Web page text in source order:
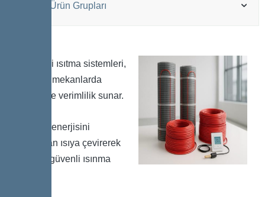
Kessel Ürün Grupları
Elektrikli ısıtma sistemleri,
modern mekanlarda
konfor ve verimlilik sunar.
Elektrik enerjisini
doğrudan ısıya çevirerek
hızlı ve güvenli ısınma